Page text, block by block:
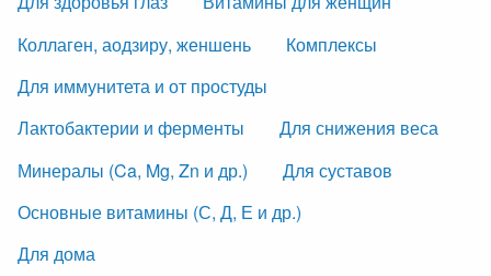
Коллаген, аодзиру, женшень
Комплексы
Для иммунитета и от простуды
Лактобактерии и ферменты
Для снижения веса
Минералы (Ca, Mg, Zn и др.)
Для суставов
Основные витамины (С, Д, Е и др.)
Для дома